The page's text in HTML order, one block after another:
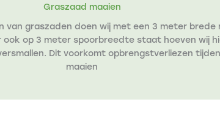
Graszaad maaien
van graszaden doen wij met een 3 meter brede
op 3 meter spoorbreedte staat hoeven wij
Dit voorkomt opbrengstverliezen
maaien